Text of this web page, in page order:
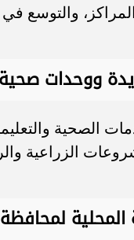
المراكز،
ووحدات
الصحية
الزراعية
المحلية